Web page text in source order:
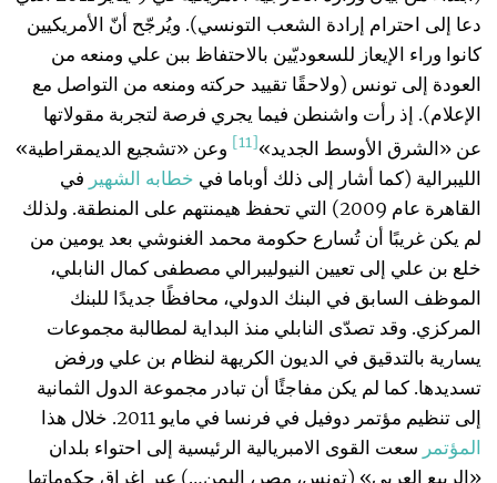
دعا إلى احترام إرادة الشعب التونسي). ويُرجّح أنّ الأمريكيين
كانوا وراء الإيعاز للسعوديّين بالاحتفاظ ببن علي ومنعه من
العودة إلى تونس (ولاحقًا تقييد حركته ومنعه من التواصل مع
الإعلام). إذ رأت واشنطن فيما يجري فرصة لتجربة مقولاتها
عن «الشرق الأوسط الجديد»[11]
وعن «تشجيع الديمقراطية»
الليبرالية (كما أشار إلى ذلك أوباما في خطابه الشهير في
القاهرة عام 2009) التي تحفظ هيمنتهم على المنطقة. ولذلك
لم يكن غريبًا أن تُسارع حكومة محمد الغنوشي بعد يومين من
خلع بن علي إلى تعيين النيوليبرالي مصطفى كمال النابلي،
الموظف السابق في البنك الدولي، محافظًا جديدًا للبنك
المركزي. وقد تصدّى النابلي منذ البداية لمطالبة مجموعات
يسارية بالتدقيق في الديون الكريهة لنظام بن علي ورفض
تسديدها. كما لم يكن مفاجئًا أن تبادر مجموعة الدول الثمانية
إلى تنظيم مؤتمر دوفيل في فرنسا في مايو 2011. خلال هذا
المؤتمر سعت القوى الامبريالية الرئيسية إلى احتواء بلدان
«الربيع العربي» (تونس، مصر، اليمن…) عبر إغراق حكوماتها